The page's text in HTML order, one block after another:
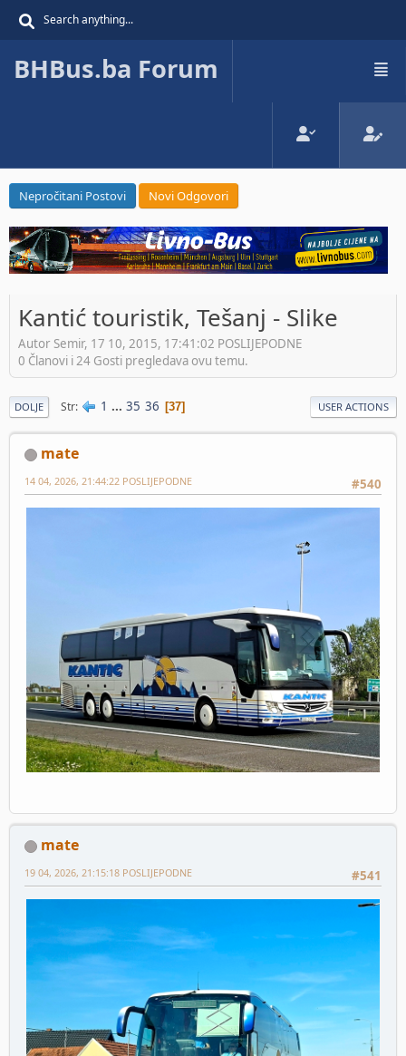
BHBus.ba Forum
Nepročitani Postovi Novi Odgovori
Kantić touristik, Tešanj - Slike
Autor Semir, 17 10, 2015, 17:41:02 POSLIJEPODNE
0 Članovi i 24 Gosti pregledava ovu temu.
DOLJE Str 1 ... 35 36 37 USER ACTIONS
mate
#540
14 04, 2026, 21:44:22 POSLIJEPODNE
mate
#541
19 04, 2026, 21:15:18 POSLIJEPODNE